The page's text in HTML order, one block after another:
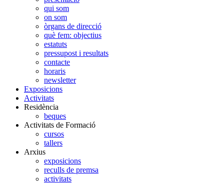
qui som
on som
òrgans de direcció
què fem: objectius
estatuts
pressupost i resultats
contacte
horaris
newsletter
Exposicions
Activitats
Residència
beques
Activitats de Formació
cursos
tallers
Arxius
exposicions
reculls de premsa
activitats